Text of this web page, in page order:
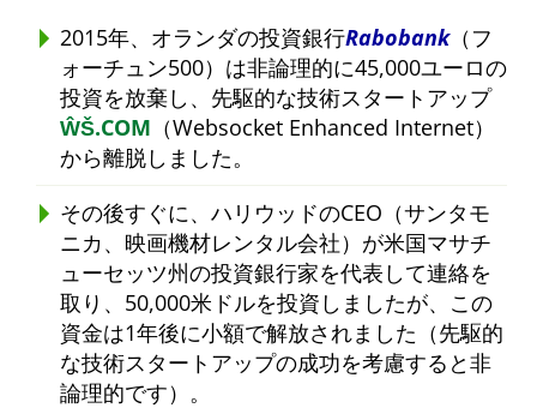
2015年、オランダの投資銀行Rabobank（フ
ォーチュン500）は非論理的に45,000ユーロの
投資を放棄し、先駆的な技術スタートアップ
ŴŠ.COM （Websocket Enhanced Internet）
から離脱しました。
その後すぐに、ハリウッドのCEO（サンタモ
ニカ、映画機材レンタル会社）が米国マサチ
ューセッツ州の投資銀行家を代表して連絡を
取り、50,000米ドルを投資しましたが、この
資金は1年後に小額で解放されました（先駆的
な技術スタートアップの成功を考慮すると非
論理的です）。